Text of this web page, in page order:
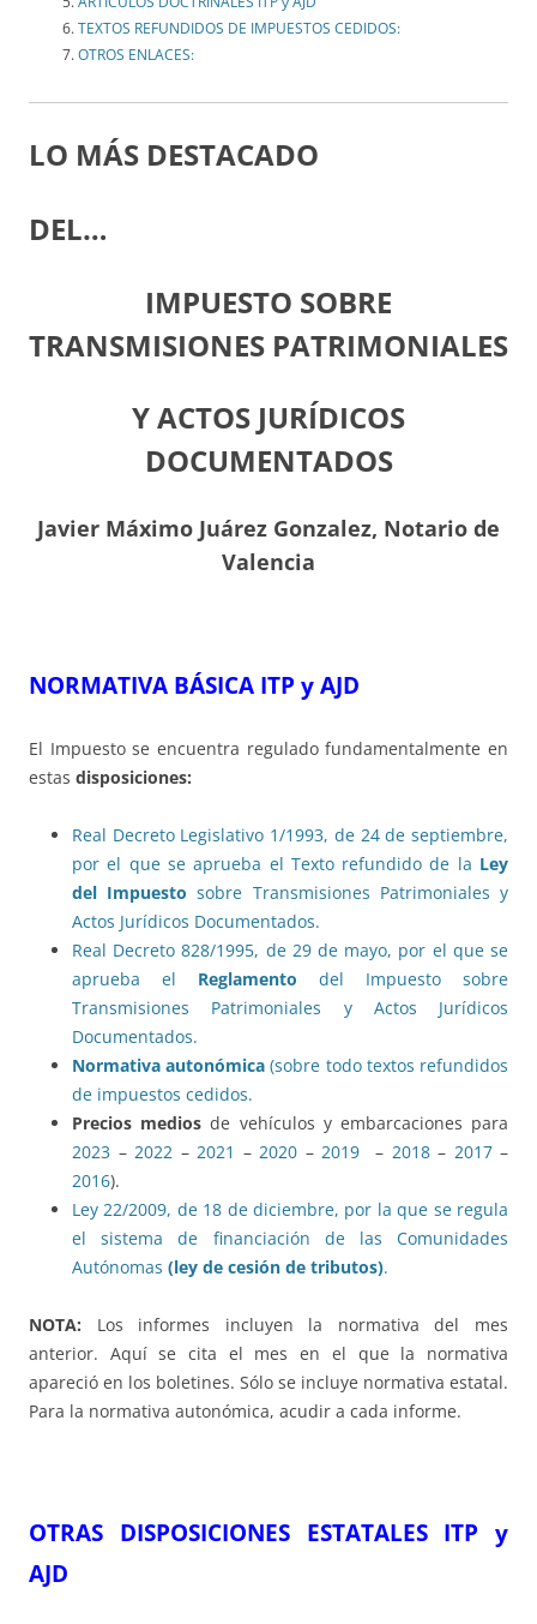
TEXTOS REFUNDIDOS DE IMPUESTOS CEDIDOS:
OTROS ENLACES:
LO MÁS DESTACADO
DEL…
IMPUESTO SOBRE
TRANSMISIONES PATRIMONIALES
Y ACTOS JURÍDICOS
DOCUMENTADOS
Javier Máximo Juárez Gonzalez, Notario de
Valencia
NORMATIVA BÁSICA ITP y AJD
El Impuesto se encuentra regulado fundamentalmente en
estas disposiciones:
Real Decreto Legislativo 1/1993, de 24 de septiembre,
por el que se aprueba el Texto refundido de la Ley
del Impuesto sobre Transmisiones Patrimoniales y
Actos Jurídicos Documentados.
Real Decreto 828/1995, de 29 de mayo, por el que se
aprueba el Reglamento del Impuesto sobre
Transmisiones Patrimoniales y Actos Jurídicos
Documentados.
Normativa autonómica (sobre todo textos refundidos
de impuestos cedidos.
Precios medios de vehículos y embarcaciones para
2023 – 2022 – 2021 – 2020 – 2019 – 2018– 2017–
2016).
Ley 22/2009, de 18 de diciembre, por la que se regula
el sistema de financiación de las Comunidades
Autónomas (ley de cesión de tributos).
NOTA: Los informes incluyen la normativa del mes
anterior. Aquí se cita el mes en el que la normativa
apareció en los boletines. Sólo se incluye normativa estatal.
Para la normativa autonómica, acudir a cada informe.
OTRAS DISPOSICIONES ESTATALES ITP y
AJD